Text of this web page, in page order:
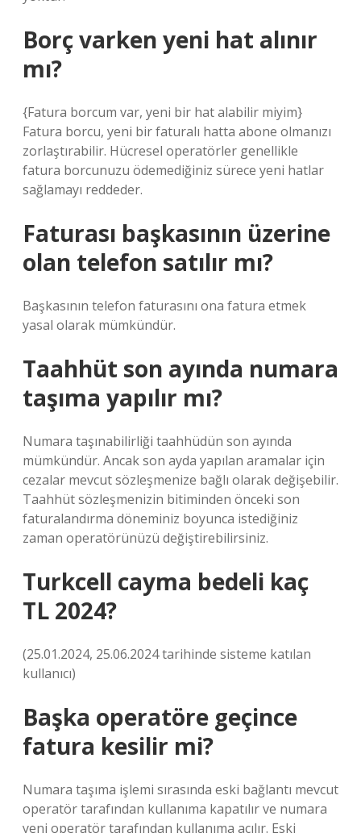
Borç varken yeni hat alınır
mı?
{Fatura borcum var, yeni bir hat alabilir miyim}
Fatura borcu, yeni bir faturalı hatta abone olmanızı
zorlaştırabilir. Hücresel operatörler genellikle
fatura borcunuzu ödemediğiniz sürece yeni hatlar
sağlamayı reddeder.
Faturası başkasının üzerine
olan telefon satılır mı?
Başkasının telefon faturasını ona fatura etmek
yasal olarak mümkündür.
Taahhüt son ayında numara
taşıma yapılır mı?
Numara taşınabilirliği taahhüdün son ayında
mümkündür. Ancak son ayda yapılan aramalar için
cezalar mevcut sözleşmenize bağlı olarak değişebilir.
Taahhüt sözleşmenizin bitiminden önceki son
faturalandırma döneminiz boyunca istediğiniz
zaman operatörünüzü değiştirebilirsiniz.
Turkcell cayma bedeli kaç
TL 2024?
(25.01.2024, 25.06.2024 tarihinde sisteme katılan
kullanıcı)
Başka operatöre geçince
fatura kesilir mi?
Numara taşıma işlemi sırasında eski bağlantı mevcut
operatör tarafından kullanıma kapatılır ve numara
yeni operatör tarafından kullanıma açılır. Eski